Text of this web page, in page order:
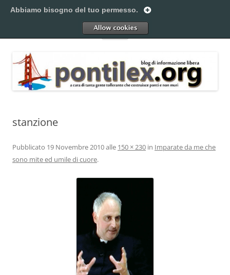
al
Pontilex
Menu
stanzione
Pubblicato 19 Novembre 2010alle 150 × 230 in Imparate da me che
sono mite ed umile di cuore.
Abbiamo bisogno del tuo permesso.